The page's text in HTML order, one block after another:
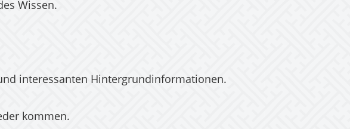
Wissen.
interessanten Hintergrundinformationen.
kommen.